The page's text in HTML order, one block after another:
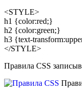
<STYLE>
h1 {color:red;}
h2 {color:green;}
h3 {text-
</STYLE>
Правила CSS